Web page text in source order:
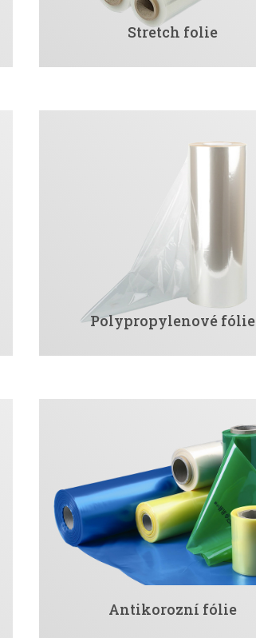
Stretch folie
Polypropylenové fólie
Antikorozní fólie